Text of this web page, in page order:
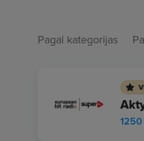
Pagal kategorijas